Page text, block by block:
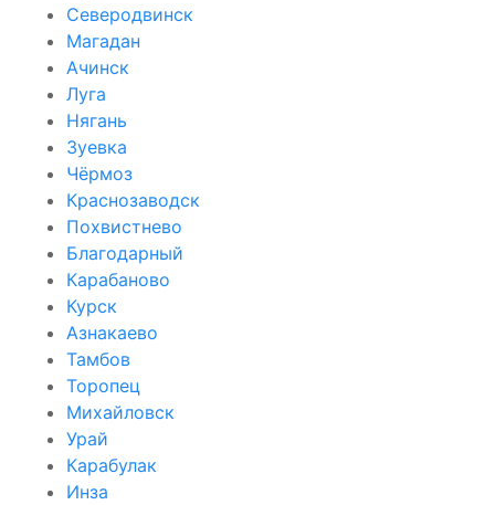
Северодвинск
Магадан
Ачинск
Луга
Нягань
Зуевка
Чёрмоз
Краснозаводск
Похвистнево
Благодарный
Карабаново
Курск
Азнакаево
Тамбов
Торопец
Михайловск
Урай
Карабулак
Инза